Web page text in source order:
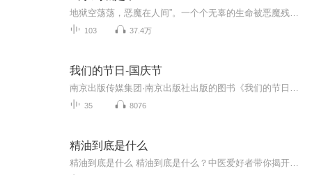
103 37.4万
我们的节日-国庆节
35 8076
精油到底是什么